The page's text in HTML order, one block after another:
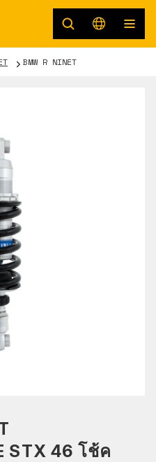
BMW R NINET
STX 46 โช้ค